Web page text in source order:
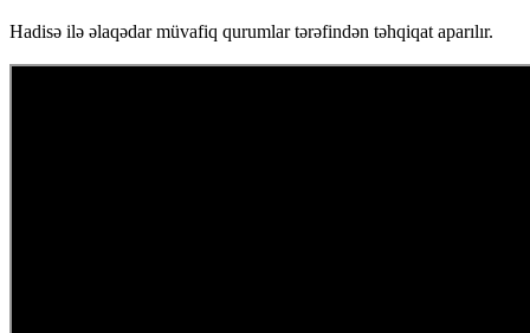
Hadisə ilə əlaqədar müvafiq qurumlar tərəfindən təhqiqat aparılır.